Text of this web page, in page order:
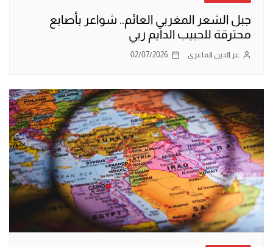
جبل الشعر المغربي العائم.. شواعر بأصابع
محترقة للحبيب الدايم ربي
عز الدين الماعزي 02/07/2026